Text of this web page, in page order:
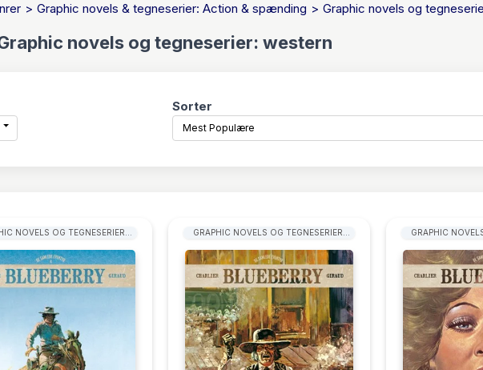
Graphic novels & tegneserier: Action & spænding Graphic novels og
novels og tegneserier: western
Sorter
Mest Populære
NOVELS OG TEGNESERIER:
GRAPHIC NOVELS OG TEGNESERIER:
GRAPHIC